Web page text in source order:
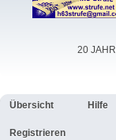
20
Übersicht Hilfe
Registrieren